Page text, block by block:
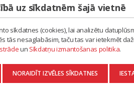
LAIPA
ES RADU MŪZIKU
AKTUALITĀTES
KONTAKTI
SĪKDATŅU IZMANTOŠANAS POLITIKA
DATU APSTRĀDE
uz sīkdatnēm šajā vietnē
sīkdatnes (cookies), lai analizētu
tās nesaglabāsim, taču tas var ietekmēt
un Sīkdatņu izmantošanas politika.
NORAIDĪT IZVĒLES SĪKDATNES